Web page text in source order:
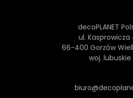
decoPLANET
ul. Kasprowicza
66-400 Gorzów
woj. lubuskie